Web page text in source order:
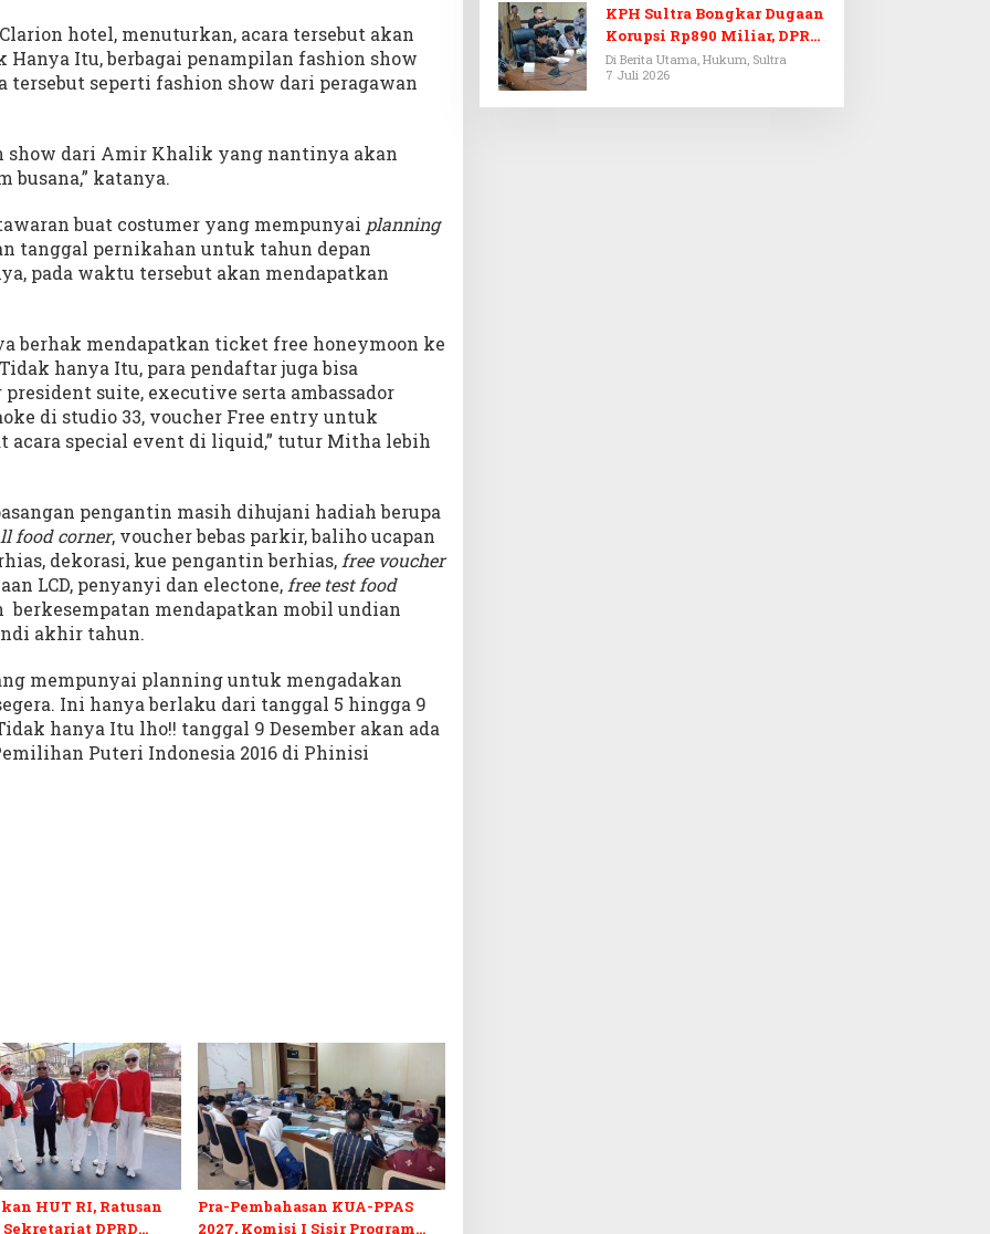
hotel, menuturkan, acara tersebut akan
Hanya Itu, berbagai penampilan fashion show
tersebut seperti fashion show dari peragawan
show dari Amir Khalik yang nantinya akan
busana,” katanya.
buat costumer yang mempunyai planning
tanggal pernikahan untuk tahun depan
pada waktu tersebut akan mendapatkan
berhak mendapatkan ticket free honeymoon ke
hanya Itu, para pendaftar juga bisa
suite, executive serta ambassador
di studio 33, voucher Free entry untuk
acara special event di liquid,” tutur Mitha lebih
pengantin masih dihujani hadiah berupa
food corner, voucher bebas parkir, baliho ucapan
dekorasi, kue pengantin berhias, free voucher
LCD, penyanyi dan electone, free test food
berkesempatan mendapatkan mobil undian
akhir tahun.
mempunyai planning untuk mengadakan
Ini hanya berlaku dari tanggal 5 hingga 9
hanya Itu lho!! tanggal 9 Desember akan ada
Puteri Indonesia 2016 di Phinisi
HUT RI, Ratusan
DPRD
Pra-Pembahasan KUA-PPAS
2027, Komisi I Sisir Program
KPH Sultra Bongkar Dugaan
Korupsi Rp890 Miliar, DPRD
Sultra Gelar RDP
Di Berita Utama, Hukum, Sultra
7 Juli 2026